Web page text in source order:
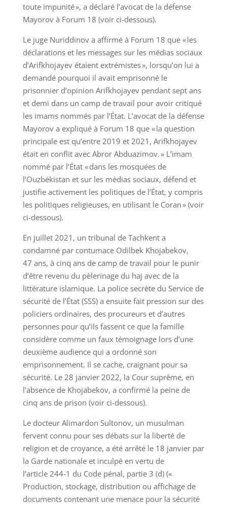
toute impunité », a déclaré l’avocat de la défense
Mayorov à Forum 18 (voir ci-dessous).
Le juge Nuriddinov a affirmé à Forum 18 que « les
déclarations et les messages sur les médias sociaux
d’Arifkhojayev étaient extrémistes », lorsqu’on lui a
demandé pourquoi il avait emprisonné le
prisonnier d’opinion Arifkhojayev pendant sept ans
et demi dans un camp de travail pour avoir critiqué
les imams nommés par l’État. L’avocat de la défense
Mayorov a expliqué à Forum 18 que « la question
principale est qu’entre 2019 et 2021, Arifkhojayev
était en conflit avec Abror Abduazimov. » L’imam
nommé par l’État « dans les mosquées de
l’Ouzbékistan et sur les médias sociaux, défend et
justifie activement les politiques de l’État, y compris
les politiques religieuses, en utilisant le Coran » (voir
ci-dessous).
En juillet 2021, un tribunal de Tachkent a
condamné par contumace Odilbek Khojabekov,
47 ans, à cinq ans de camp de travail pour le punir
d’être revenu du pèlerinage du haj avec de la
littérature islamique. La police secrète du Service de
sécurité de l’État (SSS) a ensuite fait pression sur des
policiers ordinaires, des procureurs et d’autres
personnes pour qu’ils fassent ce que la famille
considère comme un faux témoignage lors d’une
deuxième audience qui a ordonné son
emprisonnement. Il se cache, craignant pour sa
sécurité. Le 28 janvier 2022, la Cour suprême, en
l’absence de Khojabekov, a confirmé la peine de
cinq ans de prison (voir ci-dessous).
Le docteur Alimardon Sultonov, un musulman
fervent connu pour ses débats sur la liberté de
religion et de croyance, a été arrêté le 18 janvier par
la Garde nationale et inculpé en vertu de
l’article 244-1 du Code pénal, partie 3 (d) («
Production, stockage, distribution ou affichage de
documents contenant une menace pour la sécurité